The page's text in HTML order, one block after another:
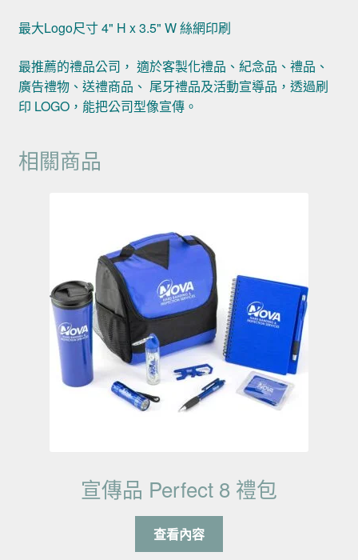
最大Logo尺寸 4" H x 3.5" W 絲網印刷
最推薦的禮品公司， 適於客製化禮品、紀念品、禮品、
廣告禮物、送禮商品、 尾牙禮品及活動宣導品，透過刷
印 LOGO，能把公司型像宣傳。
相關商品
宣傳品 Perfect 8 禮包
查看內容